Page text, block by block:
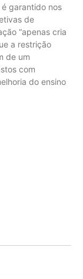
garantido nos
de
“apenas cria
a restrição
de um
com
do ensino